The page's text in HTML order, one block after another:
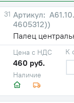
31
4605312))
Палец
Наличие
Цена с НДС
460 руб.
К